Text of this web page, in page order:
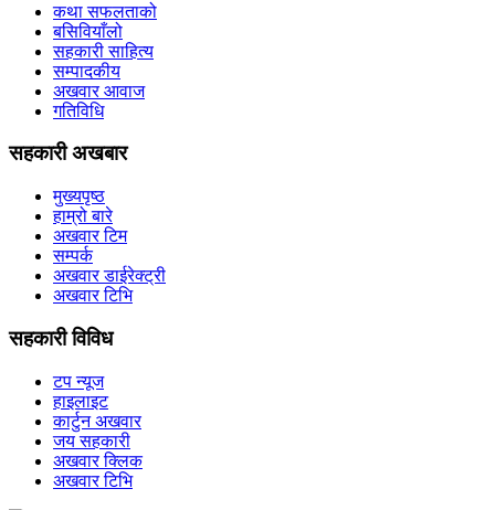
कथा सफलताको
बसिवियाँलो
सहकारी साहित्य
सम्पादकीय
अखवार आवाज
गतिविधि
सहकारी अखबार
मुख्यपृष्ठ
हाम्रो बारे
अखवार टिम
सम्पर्क
अखवार डाईरेक्ट्री
अखवार टिभि
सहकारी विविध
टप न्यूज
हाइलाइट
कार्टुन अखवार
जय सहकारी
अखवार क्लिक
अखवार टिभि